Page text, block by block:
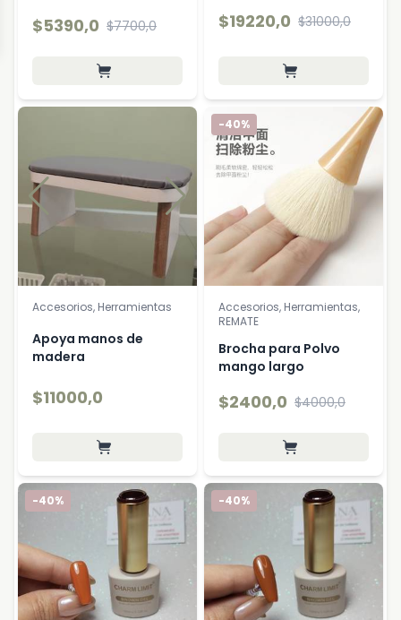
$5390,0 $7700,0 $19220,0 $31000,0
Accesorios, Herramientas
Apoya manos de
madera
$11000,0
-40%
Accesorios, Herramientas,
REMATE
Brocha para Polvo
mango largo
$2400,0 $4000,0
-40% -40%